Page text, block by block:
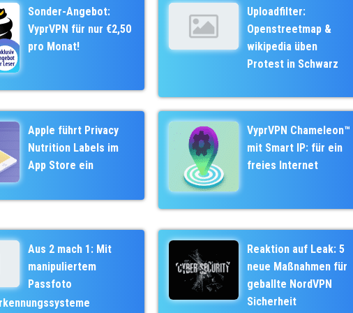
Sonder-Angebot:
VyprVPN für nur €2,50
pro Monat!
Uploadfilter:
Openstreetmap &
wikipedia üben
Protest in Schwarz
Apple führt Privacy
Nutrition Labels im
App Store ein
VyprVPN Chameleon™
mit Smart IP: für ein
freies Internet
Aus 2 mach 1: Mit
manipuliertem
Passfoto
Reaktion auf Leak: 5
neue Maßnahmen für
geballte NordVPN
Sicherheit